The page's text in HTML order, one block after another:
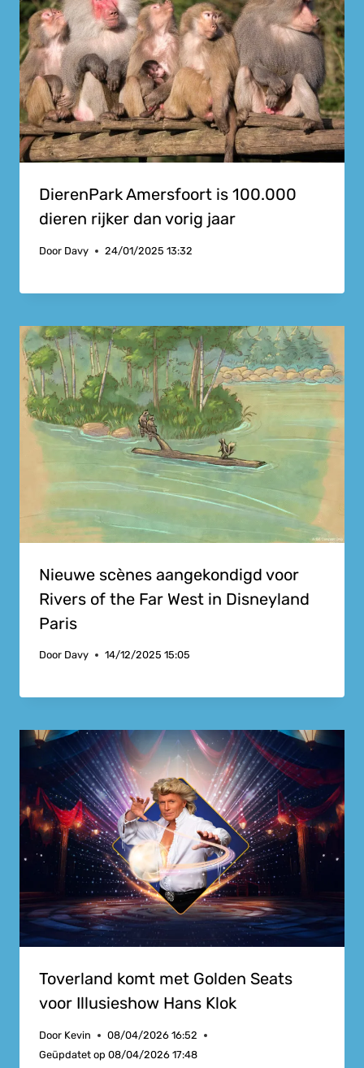
DierenPark Amersfoort is 100.000
dieren rijker dan vorig jaar
Door Davy 24/01/2025 13:32
Nieuwe scènes aangekondigd voor
Rivers of the Far West in Disneyland
Paris
Door Davy 14/12/2025 15:05
Toverland komt met Golden Seats
voor Illusieshow Hans Klok
Door Kevin
08/04/2026 16:52
Geüpdatet op 08/04/2026 17:48